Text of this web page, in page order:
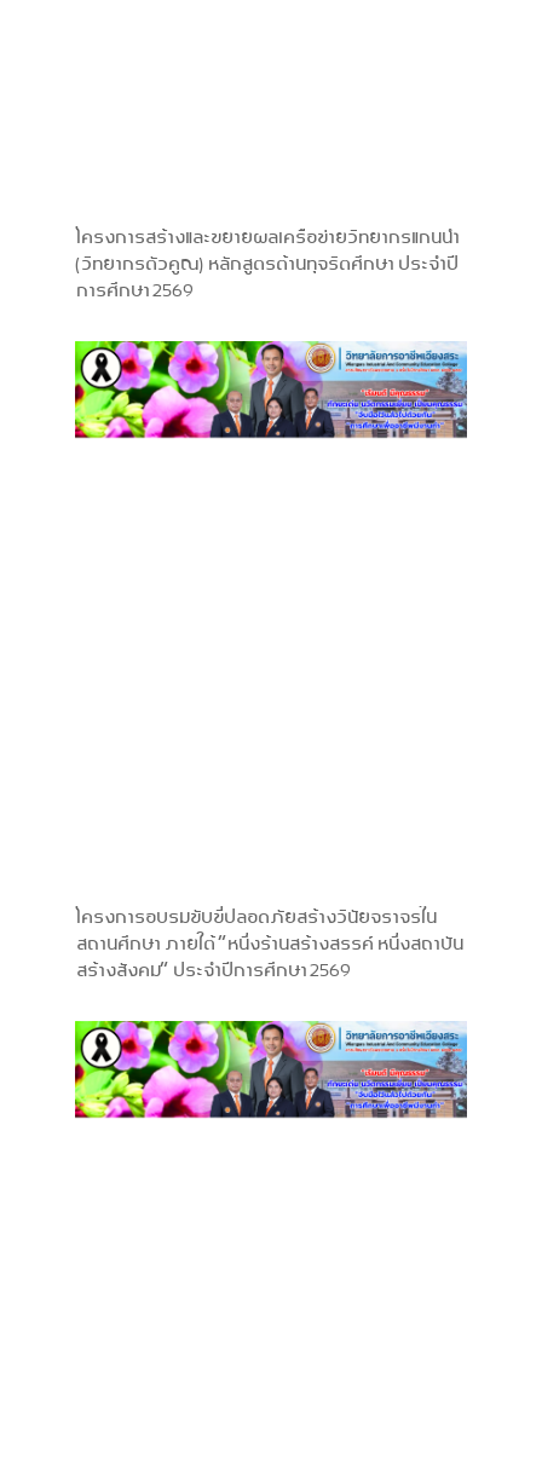
โครงการสร้างและขยายผลเครือข่ายวิทยากรแกนนำ
(วิทยากรตัวคูณ) หลักสูตรต้านทุจริตศึกษา ประจำปี
การศึกษา 2569
โครงการอบรมขับขี่ปลอดภัยสร้างวินัยจราจรใน
สถานศึกษา ภายใต้ “หนึ่งร้านสร้างสรรค์ หนึ่งสถาบัน
สร้างสังคม” ประจำปีการศึกษา 2569